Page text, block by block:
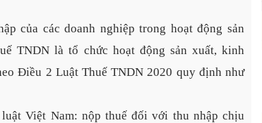
của các doanh nghiệp trong hoạt động sản
TNDN là tổ chức hoạt động sản xuất, kinh
Điều 2 Luật Thuế TNDN 2020 quy định như
Việt Nam: nộp thuế đối với thu nhập chịu